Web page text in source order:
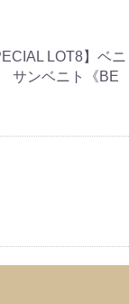
LOT8】ベニ
サンベニト《BE